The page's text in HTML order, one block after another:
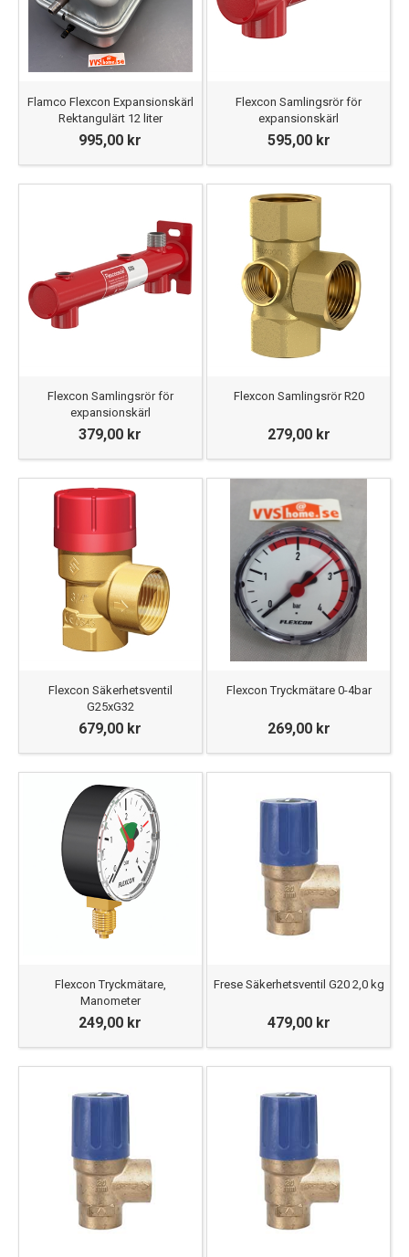
Flamco Flexcon Expansionskärl
Rektangulärt 12 liter
995,00 kr
Flexcon Samlingsrör för
expansionskärl
595,00 kr
Flexcon Samlingsrör för
expansionskärl
379,00 kr
Flexcon Samlingsrör R20
279,00 kr
Flexcon Säkerhetsventil
G25xG32
679,00 kr
Flexcon Tryckmätare 0-4bar
269,00 kr
Flexcon Tryckmätare,
Manometer
249,00 kr
Frese Säkerhetsventil G20 2,0 kg
479,00 kr